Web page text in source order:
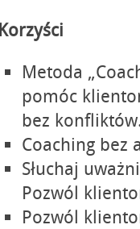
Korzyści
Metoda
pomóc
bez
Coaching bez
Słuchaj
Pozwól
Pozwól